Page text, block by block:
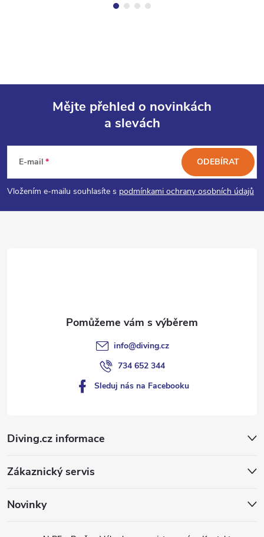
p
Mějte přehled o novinkách
a slevách
E-mail
Vložením e-mailu souhlasíte s podmínkami ochrany osobních údajů
ODEBÍRAT
Diving.cz informace
Zákaznický servis
Novinky
info@diving.cz
734 652 344
Sleduj nás na Facebooku